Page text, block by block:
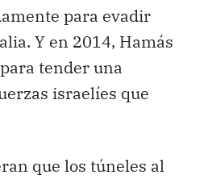
para evadir
Y en 2014, Hamás
tender una
israelíes que
que los túneles al